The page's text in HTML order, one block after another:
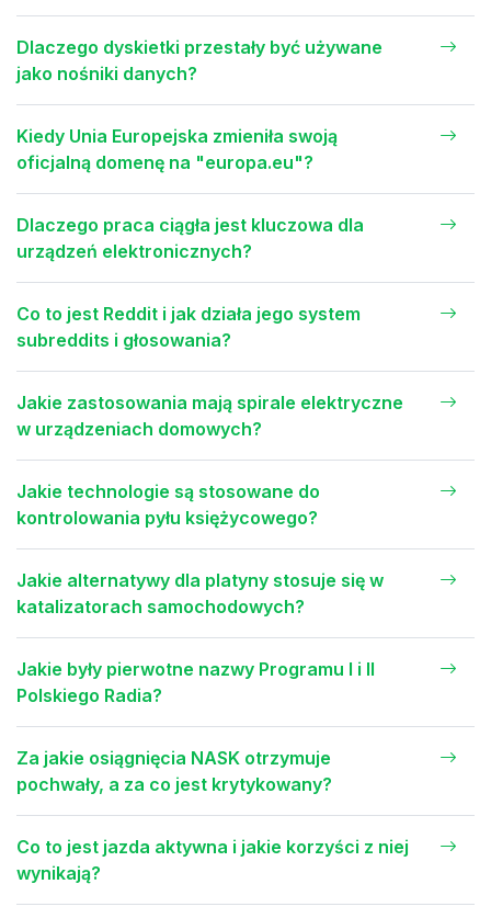
Dlaczego dyskietki przestały być używane
jako nośniki danych?
Kiedy Unia Europejska zmieniła swoją
oficjalną domenę na "europa.eu"?
Dlaczego praca ciągła jest kluczowa dla
urządzeń elektronicznych?
Co to jest Reddit i jak działa jego system
subreddits i głosowania?
Jakie zastosowania mają spirale elektryczne
w urządzeniach domowych?
Jakie technologie są stosowane do
kontrolowania pyłu księżycowego?
Jakie alternatywy dla platyny stosuje się w
katalizatorach samochodowych?
Jakie były pierwotne nazwy Programu I i II
Polskiego Radia?
Za jakie osiągnięcia NASK otrzymuje
pochwały, a za co jest krytykowany?
Co to jest jazda aktywna i jakie korzyści z niej
wynikają?